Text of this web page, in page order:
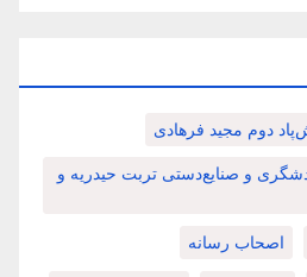
دوم مجید فرهادی
و صنایع‌دستی تربت حیدریه و
اصحاب رسانه